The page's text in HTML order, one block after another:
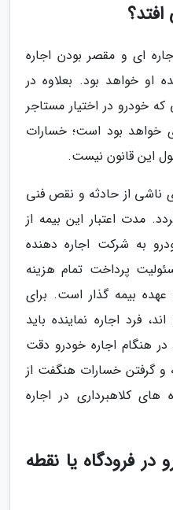
ای و مقصر بودن اجاره
او خواهد بود. بعلاوه در
خودرو در اختیار مستاجر
بود است؛ خسارات
این قانون نیست.
ناشی از حادثه و نقص فنی
مدت اعتبار این بیمه از
به شرکت اجاره دهنده
پرداخت تمام هزینه
بیمه گذار است. برای
فرد اجاره نماینده باید
هنگام اجاره خودرو دقت
و گرفتن خسارات هنگفت از
کلاهبرداری در اجاره
در فرودگاه یا نقطه